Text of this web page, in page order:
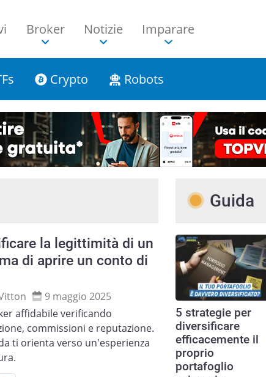
Broker Notizie Imparare
Crypto Robots
la legittimità di un
di aprire un conto di
9 maggio 2025
affidabile verificando
commissioni e reputazione.
ti orienta verso un'esperienza
Guida
5 strategie per
diversificare
efficacemente il
proprio
portafoglio